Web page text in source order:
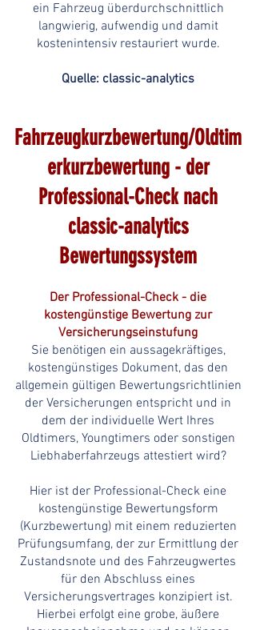
ein Fahrzeug überdurchschnittlich
langwierig, aufwendig und damit
kostenintensiv restauriert wurde.
Quelle: classic-analytics
Fahrzeugkurzbewertung/Oldtim
erkurzbewertung - der
Professional-Check nach
classic-analytics
Bewertungssystem
Der Professional-Check - die
kostengünstige Bewertung zur
Versicherungseinstufung
Sie benötigen ein aussagekräftiges,
kostengünstiges Dokument, das den
allgemein gültigen Bewertungsrichtlinien
der Versicherungen entspricht und in
dem der individuelle Wert Ihres
Oldtimers, Youngtimers oder sonstigen
Liebhaberfahrzeugs attestiert wird?
Hier ist der Professional-Check eine
kostengünstige Bewertungsform
(Kurzbewertung) mit einem reduzierten
Prüfungsumfang, der zur Ermittlung der
Zustandsnote und des Fahrzeugwertes
für den Abschluss eines
Versicherungsvertrages konzipiert ist.
Hierbei erfolgt eine grobe, äußere